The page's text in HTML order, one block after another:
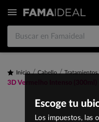

Inicio Cabello Tratamientos
3D Vermelho Intenso (300ml)
Escoge tu
Los impuestos, las